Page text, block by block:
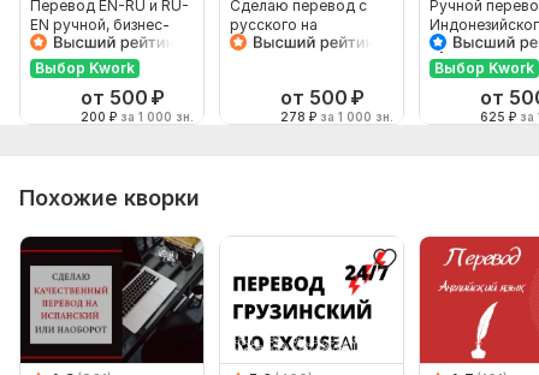
Перевод EN-RU и RU-
EN ручной, бизнес-
английский
Выбор Kwork
от 500 ₽
200 ₽ за 1 000 зн.
Сделаю перевод с
русского на
английский и
от 500 ₽
278 ₽ за 1 000 зн.
Ручной
Русский и
Выбор Kwork
от
625 ₽ за
Похожие кворки